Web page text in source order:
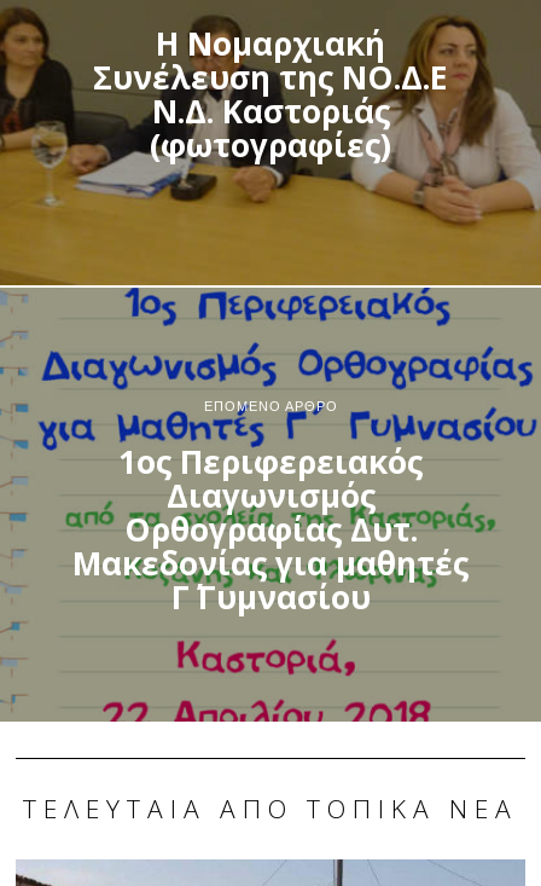
Η Νομαρχιακή
Συνέλευση της ΝΟ.Δ.Ε
Ν.Δ. Καστοριάς
(φωτογραφίες)
ΕΠΌΜΕΝΟ ΆΡΘΡΟ
1ος Περιφερειακός
Διαγωνισμός
Ορθογραφίας Δυτ.
Μακεδονίας για μαθητές
Γ΄ Γυμνασίου
ΤΕΛΕΥΤΑΊΑ ΑΠΌ ΤΟΠΙΚΆ ΝΈΑ